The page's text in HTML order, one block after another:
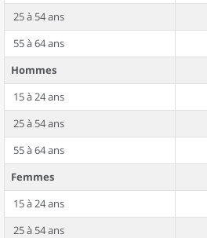
25 à 54 ans
55 à 64 ans
Hommes
15 à 24 ans
25 à 54 ans
55 à 64 ans
Femmes
15 à 24 ans
25 à 54 ans